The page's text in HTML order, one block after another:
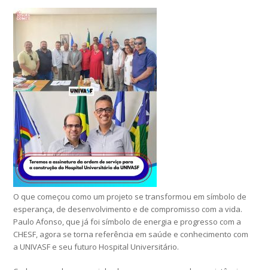
O que começou como um projeto se transformou em símbolo de
esperança, de desenvolvimento e de compromisso com a vida.
Paulo Afonso, que já foi símbolo de energia e progresso com a
CHESF, agora se torna referência em saúde e conhecimento com
a UNIVASF e seu futuro Hospital Universitário.